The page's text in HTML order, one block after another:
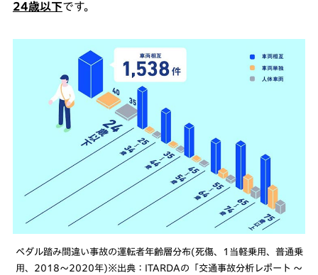
24歳以下です。
ペダル踏み間違い事故の運転者年齢層分布(死傷、1当軽乗用、普通乗
用、2018〜2020年)※出典：ITARDAの「交通事故分析レポート ～